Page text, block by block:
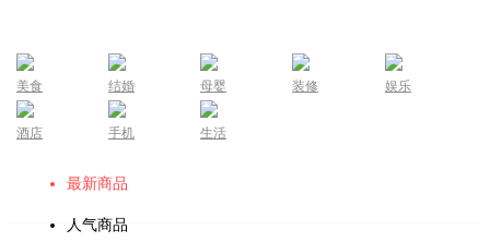
美食 结婚 母婴 装修 娱乐
酒店 手机 生活
最新商品
人气商品